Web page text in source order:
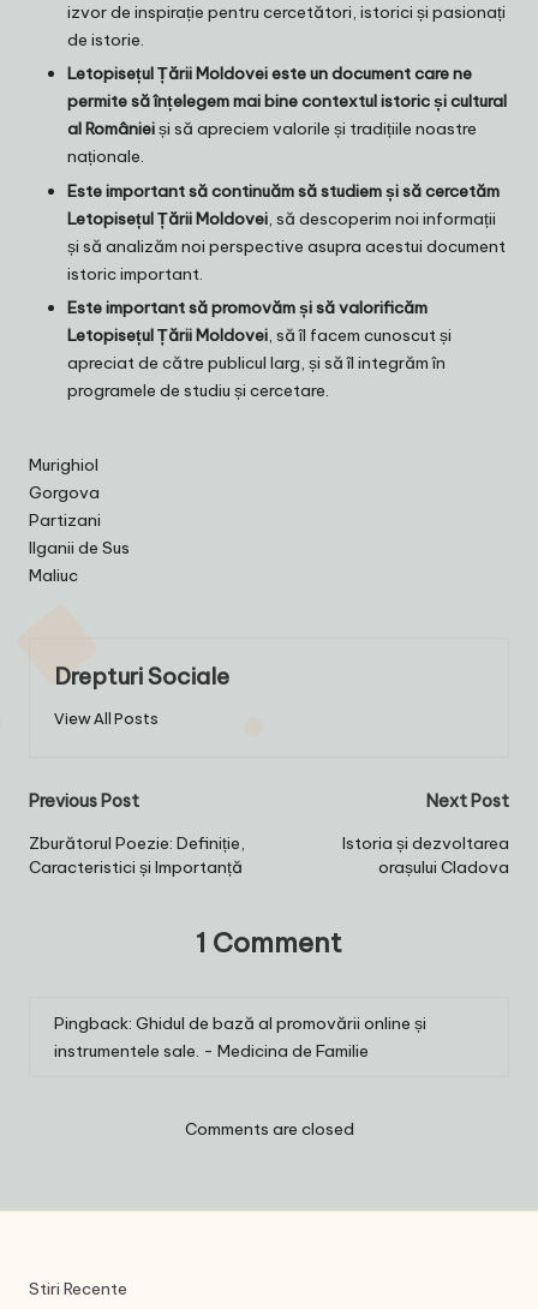
izvor de inspirație pentru cercetători, istorici și pasionați
de istorie.
Letopisețul Țării Moldovei este un document care ne
permite să înțelegem mai bine contextul istoric și cultural
al Românieiși să apreciem valorile și tradițiile noastre
naționale.
Este important să continuăm să studiem și să cercetăm
Letopisețul Țării Moldovei , să descoperim noi informații
și să analizăm noi perspective asupra acestui document
istoric important.
Este important să promovăm și să valorificăm
Letopisețul Țării Moldovei, să îl facem cunoscut și
apreciat de către publicul larg, și să îl integrăm în
programele de studiu și cercetare.
Murighiol
Gorgova
Partizani
Ilganii de Sus
Maliuc
Drepturi Sociale
View All Posts
Post
navigation
Previous Post
Zburătorul Poezie: Definiție,
Caracteristici și Importanță
Next Post
Istoria și dezvoltarea
orașului Cladova
1 Comment
Pingback: Ghidul de bază al promovării online și
instrumentele sale. - Medicina de Familie
Comments are closed
Stiri Recente